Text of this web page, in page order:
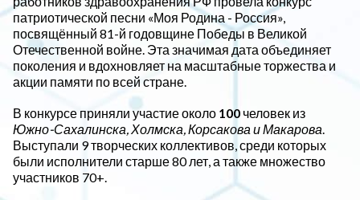
патриотической песни «Моя Родина - Россия»,
посвящённый 81-й годовщине Победы в Великой
Отечественной войне. Эта значимая дата объединяет
поколения и вдохновляет на масштабные торжества и
акции памяти по всей стране.
В конкурсе приняли участие около 100 человек из
Южно-Сахалинска, Холмска, Корсакова и Макарова.
Выступали 9 творческих коллективов, среди которых
были исполнители старше 80 лет, а также множество
участников 70+.